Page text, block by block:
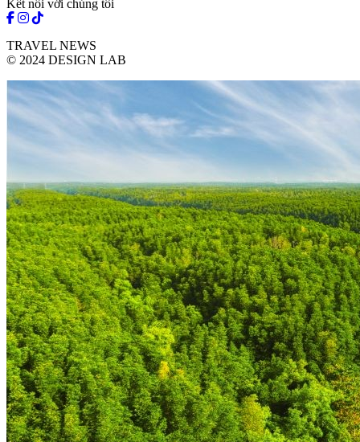
Kết nối với chúng tôi
TRAVEL NEWS
© 2024 DESIGN LAB